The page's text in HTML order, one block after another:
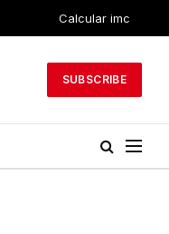
Calcular imc
SUBSCRIBE